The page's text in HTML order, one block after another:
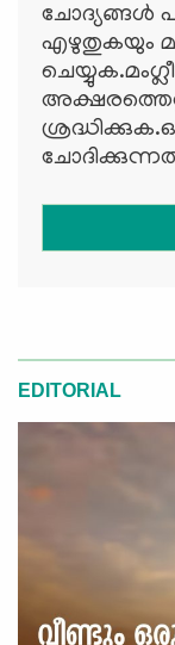
ചോദ്യങ്ങള്‍
എഴുതുകയും
EDITORIAL